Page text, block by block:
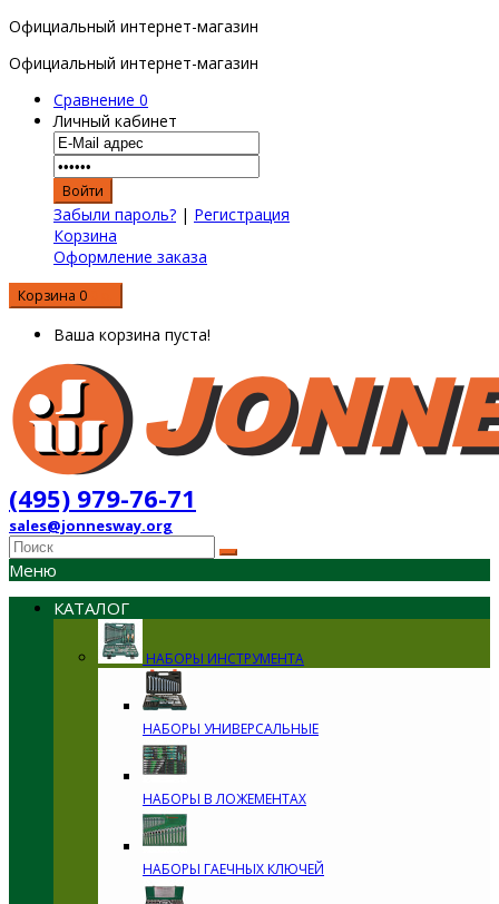
Официальный интернет-магазин
Официальный интернет-магазин
Сравнение 0
Личный кабинет
Забыли пароль? | Регистрация
Корзина
Оформление заказа
Корзина 0
Ваша корзина пуста!
(495) 979-76-71
sales@jonnesway.org
Меню
КАТАЛОГ
НАБОРЫ ИНСТРУМЕНТА
НАБОРЫ УНИВЕРСАЛЬНЫЕ
НАБОРЫ В ЛОЖЕМЕНТАХ
НАБОРЫ ГАЕЧНЫХ КЛЮЧЕЙ